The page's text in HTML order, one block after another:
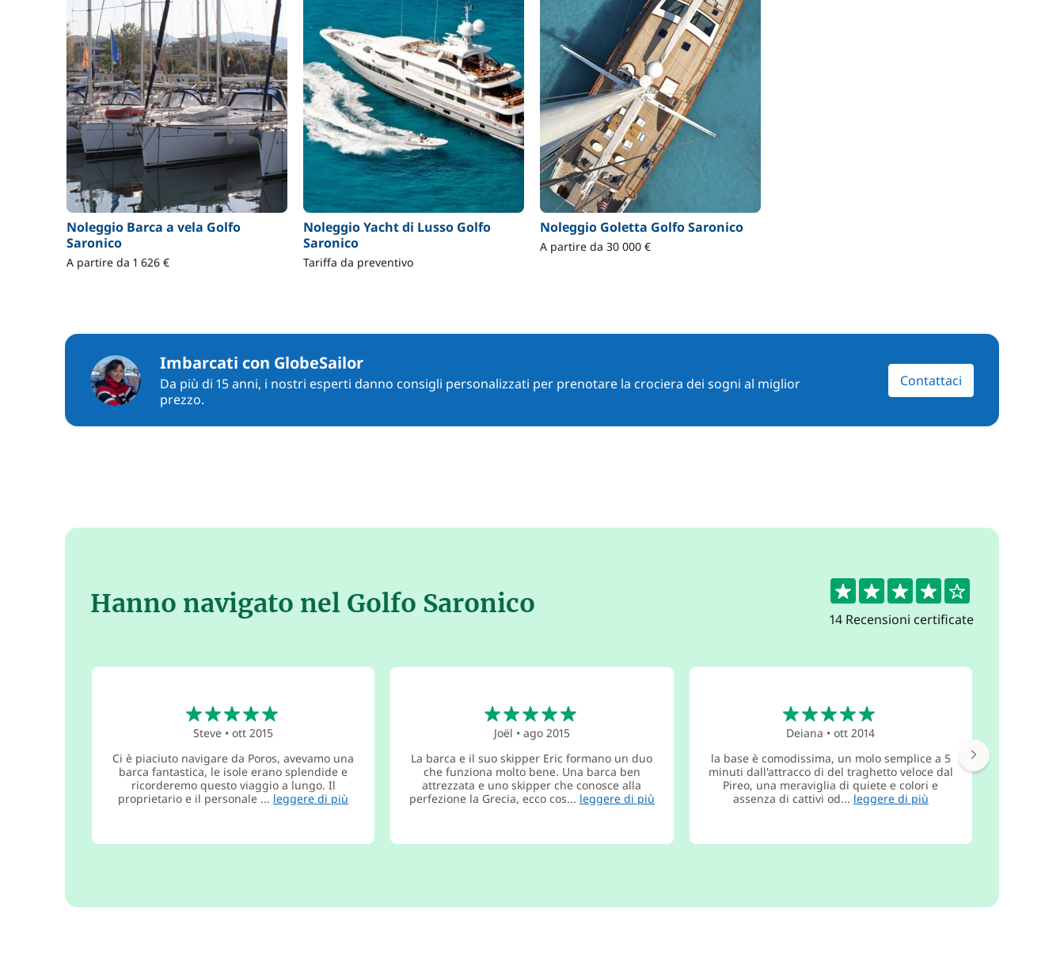
Noleggio Barca a vela Golfo
Saronico
A partire da 1 626 €
Noleggio Yacht di Lusso Golfo
Saronico
Tariffa da preventivo
Noleggio Goletta Golfo Saronico
A partire da 30 000 €
Imbarcati con GlobeSailor
Da più di 15 anni, i nostri esperti danno consigli personalizzati per prenotare la crociera dei sogni al miglior
prezzo.
Contattaci
4.4
14 Recensioni certificate
Hanno navigato nel Golfo Saronico
Steve •ott 2015
Ci è piaciuto navigare da Poros, avevamo una
barca fantastica, le isole erano splendide e
ricorderemo questo viaggio a lungo. Il
proprietario e il personale ... leggere di più
Joël • ago 2015
La barca e il suo skipper Eric formano un duo
che funziona molto bene. Una barca ben
attrezzata e uno skipper che conosce alla
perfezione la Grecia, ecco cos... leggere di più
Deiana •ott 2014
la base è comodissima, un molo semplice a 5
minuti dall'attracco di del traghetto veloce dal
Pireo, una meraviglia di quiete e colori e
assenza di cattivi od... leggere di più